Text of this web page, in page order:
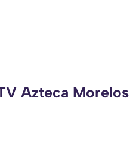
Azteca Morelos